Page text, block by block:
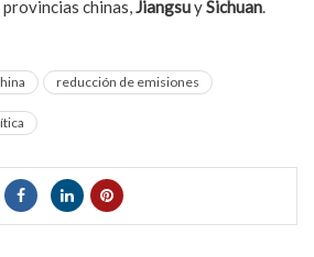
chinas,JiangsuySichuan.
reducción de emisiones